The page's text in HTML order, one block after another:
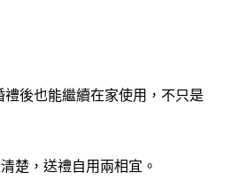
後也能繼續在家使用，不只是
楚，送禮自用兩相宜。